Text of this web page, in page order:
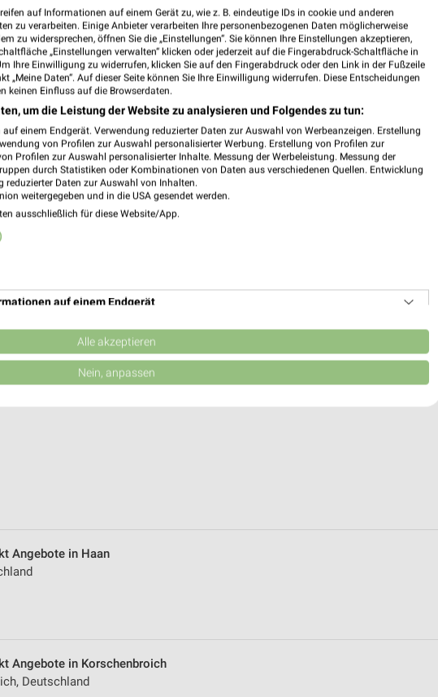
Angebote in Kaarst
Angebote in Dormagen
Angebote in Haan
Angebote in Korschenbroich
Deutschland
auf Informationen auf einem Gerät zu, wie z. B. eindeutige IDs in cookie und anderen
zu verarbeiten. Einige Anbieter verarbeiten Ihre personenbezogenen Daten möglicherweise
zu widersprechen, öffnen Sie die „Einstellungen“. Sie können Ihre Einstellungen akzeptieren,
„Einstellungen verwalten“ klicken oder jederzeit auf die Fingerabdruck-Schaltfläche in
Ihre Einwilligung zu widerrufen, klicken Sie auf den Fingerabdruck oder den Link in der Fußzeile
„Meine Daten“. Auf dieser Seite können Sie Ihre Einwilligung widerrufen. Diese Entscheidungen
keinen Einfluss auf die Browserdaten.
um die Leistung der Website zu analysieren und Folgendes zu tun:
einem Endgerät. Verwendung reduzierter Daten zur Auswahl von Werbeanzeigen. Erstellung
von Profilen zur Auswahl personalisierter Werbung. Erstellung von Profilen zur
Profilen zur Auswahl personalisierter Inhalte. Messung der Werbeleistung. Messung der
durch Statistiken oder Kombinationen von Daten aus verschiedenen Quellen. Entwicklung
reduzierter Daten zur Auswahl von Inhalten.
weitergegeben und in die USA gesendet werden.
ausschließlich für diese Website/App.
auf einem Endgerät
von Werbeanzeigen
Werbung
oder Kombinationen von Daten aus verschiedenen
Alle akzeptieren
Nein, anpassen